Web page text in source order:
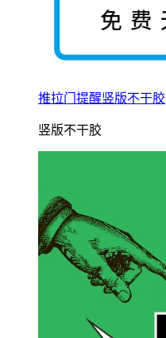
推拉门提醒竖版不干胶
竖版不干胶